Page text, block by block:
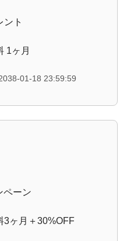
ント
1ヶ月
01-18 23:59:59
ペーン
3ヶ月＋30%OFF